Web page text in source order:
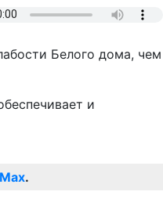
Белого дома, чем
и
Max.